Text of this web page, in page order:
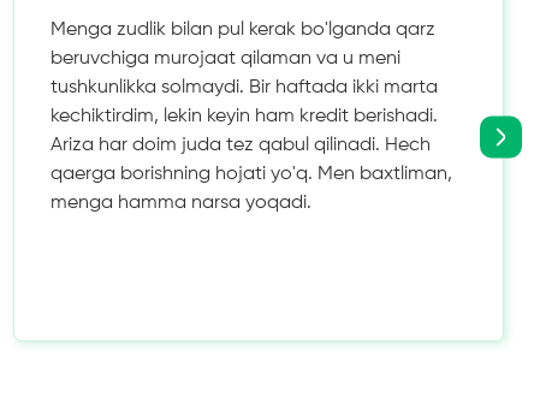
Menga zudlik bilan pul kerak bo'lganda qarz
beruvchiga murojaat qilaman va u meni
tushkunlikka solmaydi. Bir haftada ikki marta
kechiktirdim, lekin keyin ham kredit berishadi.
Ariza har doim juda tez qabul qilinadi. Hech
qaerga borishning hojati yo'q. Men baxtliman,
menga hamma narsa yoqadi.